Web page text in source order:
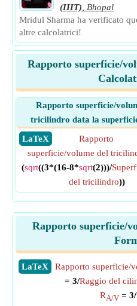
(IIIT)
Bhopal
Mridul Sharma ha verificato
altre calcolatrici!
Rapporto superficie/
Rapporto superficie/
tricilindro data la
​ LaTeX
Rapporto
superficie/volume del
(sqrt((3*(16-8*sqrt(2)))/
del tricilindro))
Rapporto superficie/
​LaTeX
Rapporto superficie/
= 3/Raggio del
RA/V = 3/